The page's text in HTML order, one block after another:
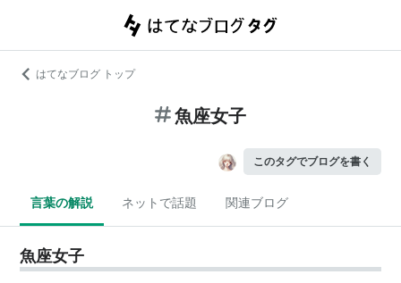
はてなブログ トップ
魚座女子
このタグでブログを書く
言葉の解説 ネットで話題 関連ブログ
魚座女子